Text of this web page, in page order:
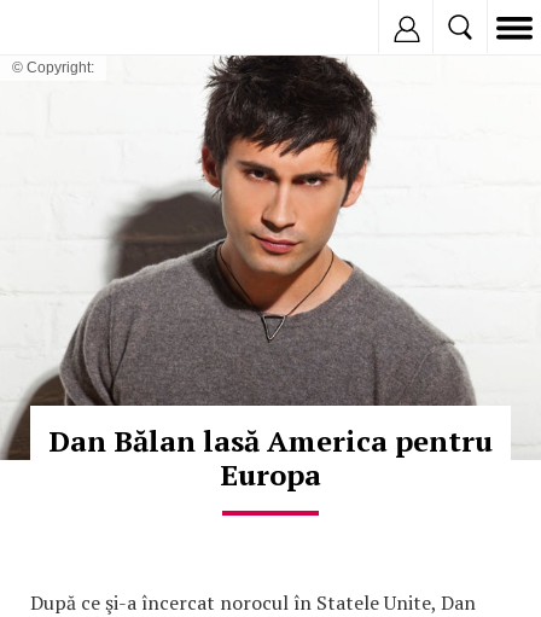
© Copyright:
Dan Bălan lasă America pentru
Europa
După ce şi-a încercat norocul în Statele Unite, Dan